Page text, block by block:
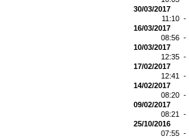
30/03/2017
11:10 -
16/03/2017
08:56 -
10/03/2017
12:35 -
17/02/2017
12:41 -
14/02/2017
08:20 -
09/02/2017
08:21 -
25/10/2016
07:55 -